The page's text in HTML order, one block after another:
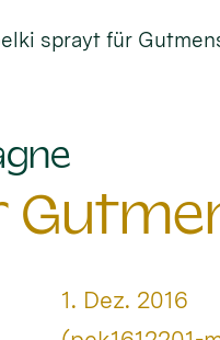
sprayt für
Datum:
1. Dez. 2016